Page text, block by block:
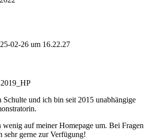
und ich bin seit 2015 unabhängige
wenig auf meiner Homepage um. Bei Fragen
sehr gerne zur Verfügung!